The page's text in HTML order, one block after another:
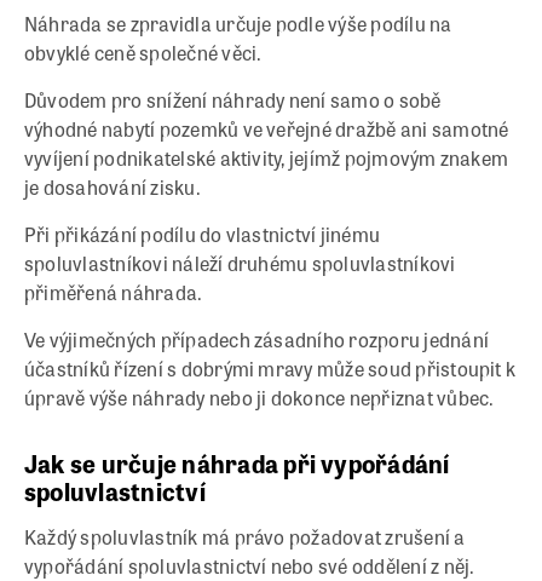
Náhrada se zpravidla určuje podle výše podílu na
obvyklé ceně společné věci.
Důvodem pro snížení náhrady není samo o sobě
výhodné nabytí pozemků ve veřejné dražbě ani samotné
vyvíjení podnikatelské aktivity, jejímž pojmovým znakem
je dosahování zisku.
Při přikázání podílu do vlastnictví jinému
spoluvlastníkovi náleží druhému spoluvlastníkovi
přiměřená náhrada.
Ve výjimečných případech zásadního rozporu jednání
účastníků řízení s dobrými mravy může soud přistoupit k
úpravě výše náhrady nebo ji dokonce nepřiznat vůbec.
Jak se určuje náhrada při vypořádání
spoluvlastnictví
Každý spoluvlastník má právo požadovat zrušení a
vypořádání spoluvlastnictví nebo své oddělení z něj.